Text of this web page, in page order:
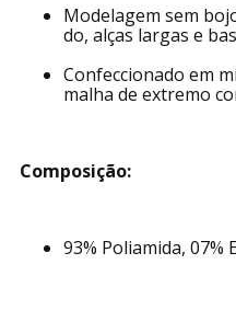
Modelagem sem
do, alças largas e
Confeccionado em
malha de extremo
Composição:
93% Poliamida, 07%